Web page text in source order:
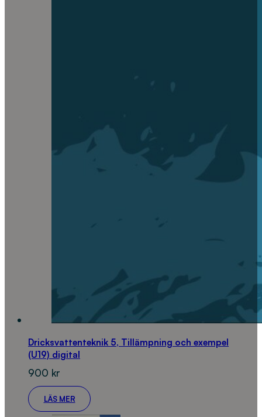
Dricksvattenteknik 5, Tillämpning och exempel
(U19) digital
900 kr
LÄS MER